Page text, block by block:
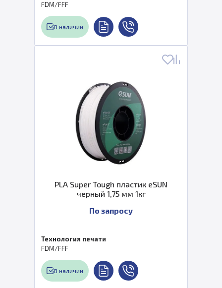
FDM/FFF
В наличии
PLA Super Tough пластик eSUN
черный 1,75 мм 1кг
По запросу
Технология печати
FDM/FFF
В наличии